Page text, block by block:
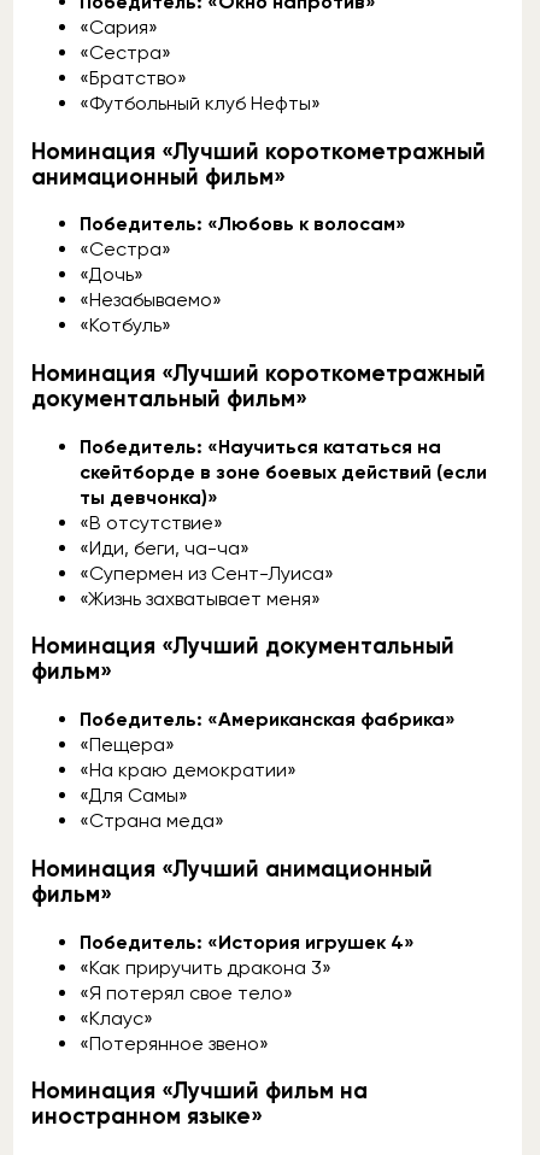
«Сария»
«Сестра»
«Братство»
«Футбольный клуб Нефты»
Номинация «Лучший короткометражный
анимационный фильм»
Победитель: «Любовь к волосам»
«Сестра»
«Дочь»
«Незабываемо»
«Котбуль»
Номинация «Лучший короткометражный
документальный фильм»
Победитель: «Научиться кататься на
скейтборде в зоне боевых действий (если
ты девчонка)»
«В отсутствие»
«Иди, беги, ча-ча»
«Супермен из Сент-Луиса»
«Жизнь захватывает меня»
Номинация «Лучший документальный
фильм»
Победитель: «Американская фабрика»
«Пещера»
«На краю демократии»
«Для Самы»
«Страна меда»
Номинация «Лучший анимационный
фильм»
Победитель: «История игрушек 4»
«Как приручить дракона 3»
«Я потерял свое тело»
«Клаус»
«Потерянное звено»
Номинация «Лучший фильм на
иностранном языке»